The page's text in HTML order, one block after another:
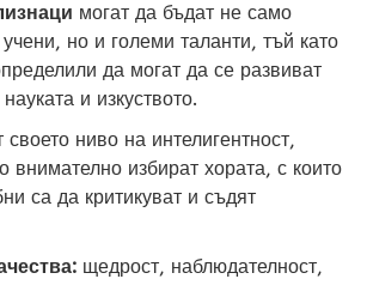
могат да бъдат не само
но и големи таланти, тъй като
да могат да се развиват
и изкуството.
ниво на интелигентност,
внимателно избират хората, с които
са да критикуват и съдят
щедрост, наблюдателност,